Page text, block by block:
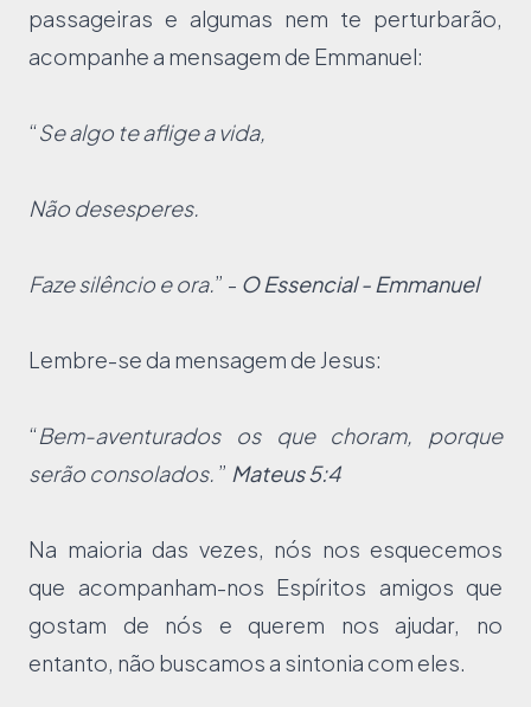
passageiras e algumas nem te perturbarão,
acompanhe a mensagem de Emmanuel:
“Se algo te aflige a vida,
Não desesperes.
Faze silêncio e ora.” - O Essencial - Emmanuel
Lembre-se da mensagem de Jesus:
“Bem-aventurados os que choram, porque
serão consolados. ” Mateus 5:4
Na maioria das vezes, nós nos esquecemos
que acompanham-nos Espíritos amigos que
gostam de nós e querem nos ajudar, no
entanto, não buscamos a sintonia com eles.